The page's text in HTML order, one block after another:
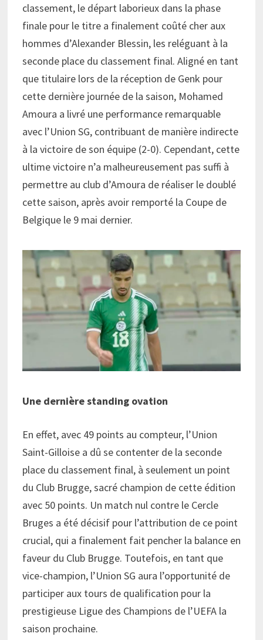
classement, le départ laborieux dans la phase
finale pour le titre a finalement coûté cher aux
hommes d’Alexander Blessin, les reléguant à la
seconde place du classement final. Aligné en tant
que titulaire lors de la réception de Genk pour
cette dernière journée de la saison, Mohamed
Amoura a livré une performance remarquable
avec l’Union SG, contribuant de manière indirecte
à la victoire de son équipe (2-0). Cependant, cette
ultime victoire n’a malheureusement pas suffi à
permettre au club d’Amoura de réaliser le doublé
cette saison, après avoir remporté la Coupe de
Belgique le 9 mai dernier.
Une dernière standing ovation
En effet, avec 49 points au compteur, l’Union
Saint-Gilloise a dû se contenter de la seconde
place du classement final, à seulement un point
du Club Brugge, sacré champion de cette édition
avec 50 points. Un match nul contre le Cercle
Bruges a été décisif pour l’attribution de ce point
crucial, qui a finalement fait pencher la balance en
faveur du Club Brugge. Toutefois, en tant que
vice-champion, l’Union SG aura l’opportunité de
participer aux tours de qualification pour la
prestigieuse Ligue des Champions de l’UEFA la
saison prochaine.